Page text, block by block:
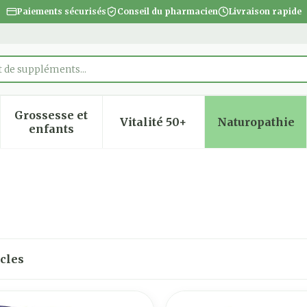
Paiements sécurisés Conseil du pharmacien Livraison rapide
de suppléments
catégorie Beauté, soins et hygiène
sous-menu pour la catégorie Régime,
Grossesse et
enfantsAfficher le sous-menu pour la catégorie
Vitalité 50+Afficher le sous-menu
Naturopathie
Afficher